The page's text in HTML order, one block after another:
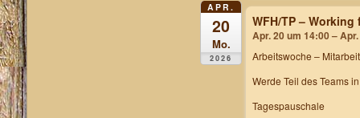
APR.
20
Mo.
2026
WFH/TP –
Apr. 20 um 14:00 –
Arbeitswoche –
Werde Teil des Teams
Tagespauschale